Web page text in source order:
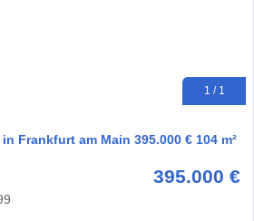
1 / 1
Frankfurt am Main 395.000 € 104 m²
395.000 €